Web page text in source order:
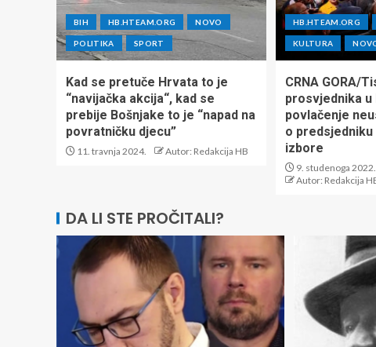
BIH HB.HTEAM.ORG NOVO
POLITIKA SPORT
Kad se pretuče Hrvata to je
“navijačka akcija“, kad se
prebije Bošnjake to je “napad na
povratničku djecu”
11. travnja 2024. Autor: Redakcija HB
HB.HTEAM.ORG
KULTURA
CRNA GORA/
prosvjednika
povlačenje
o
izbore
9. studenoga 2022.
Autor: Redakcija
DA LI STE PROČITALI?